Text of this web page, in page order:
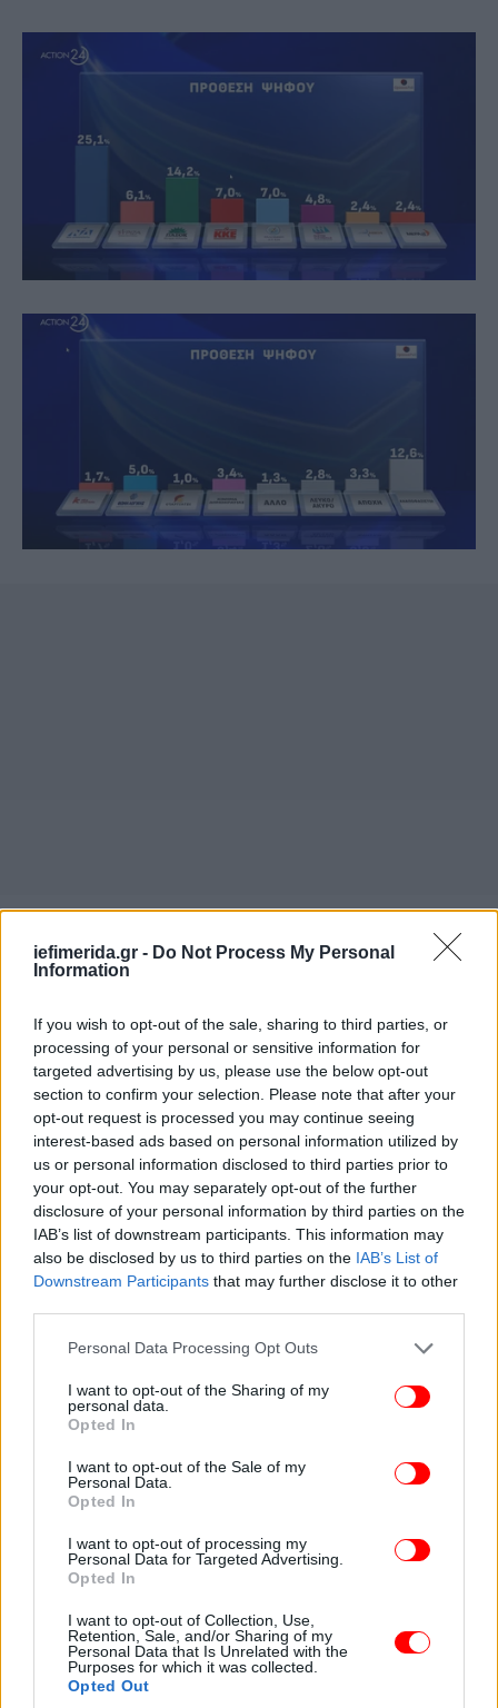
iefimerida.gr - Do Not Process My Personal
Information
If you wish to opt-out of the sale, sharing to third parties, or
processing of your personal or sensitive information for
targeted advertising by us, please use the below opt-out
section to confirm your selection. Please note that after your
opt-out request is processed you may continue seeing
interest-based ads based on personal information utilized by
us or personal information disclosed to third parties prior to
your opt-out. You may separately opt-out of the further
disclosure of your personal information by third parties on the
IAB’s list of downstream participants. This information may
also be disclosed by us to third parties on the IAB’s List of
Downstream Participants that may further disclose it to other
Please note that this website/app uses one or more Google
not limited to your visit or usage behaviour. You may click to
grant or deny consent to Google and its third-party tags to
use your data for below specified purposes in below Google
consent section.
Personal Data Processing Opt Outs
I want to opt-out of the Sharing of my
personal data.
Opted In
I want to opt-out of the Sale of my
Personal Data.
Opted In
I want to opt-out of processing my
Personal Data for Targeted Advertising.
Opted In
I want to opt-out of Collection, Use,
Retention, Sale, and/or Sharing of my
Personal Data that Is Unrelated with the
Purposes for which it was collected.
Opted Out
Opinion: Πολιτική σταθερότητα θέλει το 80%
της πολιτικής σταθερότητας.
Η πολιτική αποσταθεροποίηση σε σειρά από χώρες
(Γερμανία, Γαλλία), αλλά και τα διεθνή θέματα που
δημιουργούν εστίες έντασης και κινδύνους
αυξάνουν την ανησυχία και φέρνουν με πολύ
αυξημένα ποσοστά στην επιφάνεια το θέμα της
διασφάλισης της πολιτικής σταθερότητας. Το 80%
το θεωρεί πολύ και αρκετά σημαντικό ( 73.4% τον
Δεκέμβριο).
Ενδεικτικό της γεωπολιτικής αβεβαιότητας που
επικρατεί, το 54% δηλώνει ότι φοβάται κάποιο